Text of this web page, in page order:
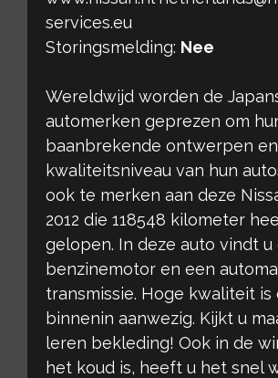
services.eu
Storingsmelding: Nee
Wereldwijd worden de
automerken geprezen om
baanbrekende ontwerpen
kwaliteitsniveau van hun
ook te merken aan deze
2012 die 118548 kilometer
gelopen. In deze auto vindt u
benzinemotor en een
transmissie. Hoge kwaliteit is
binnenin aanwezig. Kijkt u
leren bekleding! Ook in de
het koud is, heeft u het snel